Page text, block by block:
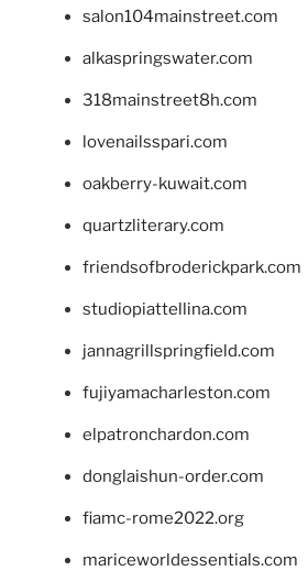
salon104mainstreet.com
alkaspringswater.com
318mainstreet8h.com
lovenailsspari.com
oakberry-kuwait.com
quartzliterary.com
friendsofbroderickpark.com
studiopiattellina.com
jannagrillspringfield.com
fujiyamacharleston.com
elpatronchardon.com
donglaishun-order.com
fiamc-rome2022.org
mariceworldessentials.com